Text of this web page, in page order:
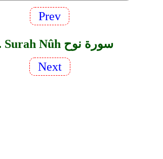
Prev
71. Surah Nûh سورة نوح
Next